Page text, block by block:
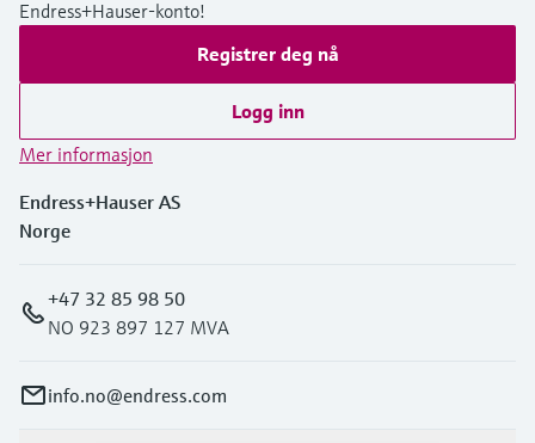
Endress+Hauser-konto!
Registrer deg nå
Logg inn
Mer informasjon
Endress+Hauser AS
Norge
+47 32 85 98 50
NO 923 897 127 MVA
info.no@endress.com